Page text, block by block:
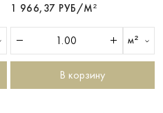
1 966,37 РУБ/М²
м²
В корзину